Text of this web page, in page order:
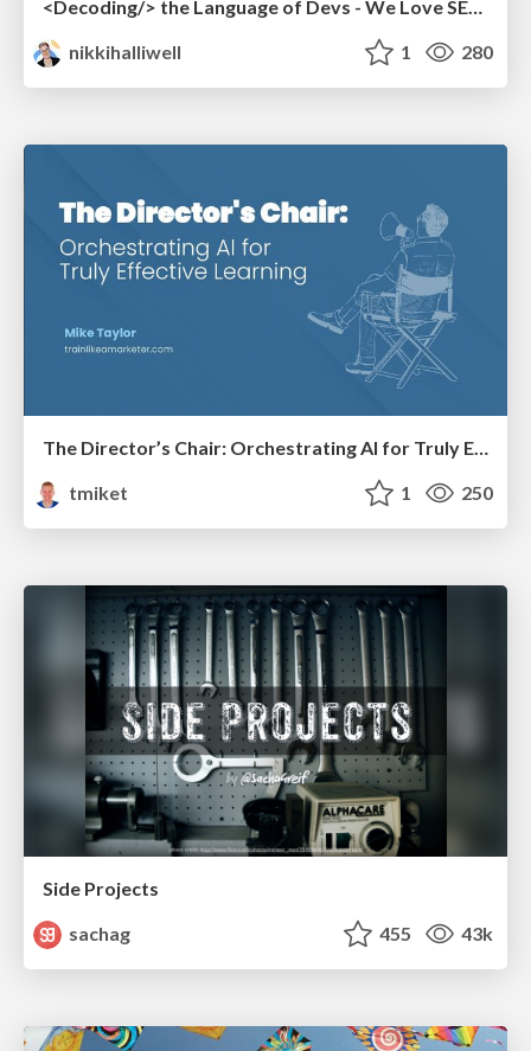
nikkihalliwell
1 280
The Director’s Chair: Orchestrating AI for Truly Effective Learning
tmiket
1 250
Side Projects
sachag
455 43k